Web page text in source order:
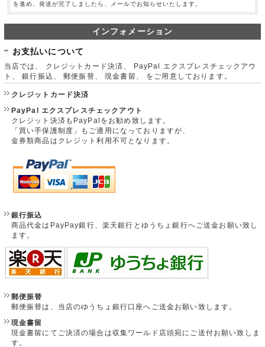
を進め、発送が完了しましたら、メールでお知らせいたします。
インフォメーション
お支払いについて
当店では、 クレジットカード決済、 PayPal エクスプレスチェックアウ
ト、 銀行振込、 郵便振替、 現金書留、 をご用意しております。
クレジットカード決済
PayPal エクスプレスチェックアウト
クレジット決済もPayPalをお勧め致します。
「買い手保護制度」もご適用になっておりますが、
金券類商品はクレジット利用不可となります。
銀行振込
商品代金はPayPay銀行、楽天銀行とゆうちょ銀行へご送金お願い致し
ます。
郵便振替
郵便振替は、当店のゆうちょ銀行口座へご送金お願い致します。
現金書留
現金書留にてご決済の場合は収集ワールド店頭宛にご送付お願い致しま
す。